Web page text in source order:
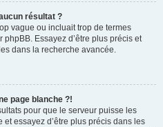
résultat ?
vague ou incluait trop de termes
Essayez d’être plus précis et
dans la recherche avancée.
page blanche ?!
pour que le serveur puisse les
essayez d’être plus précis dans les